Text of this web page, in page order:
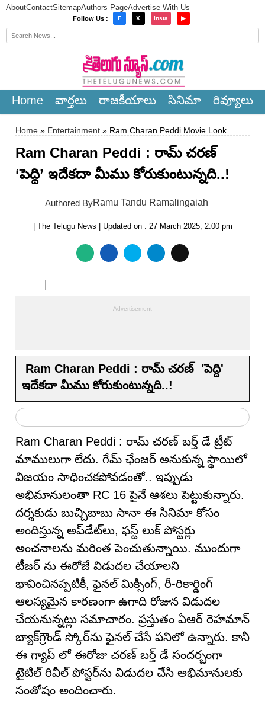
AboutContactSitemapAuthors PageAdvertise With Us
Follow Us : F X Insta ▶
Home వార్త‌లు రాజ‌కీయాలు సినిమా రివ్యూలు
Home » Entertainment » Ram Charan Peddi Movie Look
Ram Charan Peddi : రామ్ చరణ్
‘పెద్ది’ ఇదేకదా మీము కోరుకుంటున్నది..!
Authored ByRamu Tandu Ramalingaiah
| The Telugu News | Updated on : 27 March 2025, 2:00 pm
Ram Charan Peddi : రామ్ చరణ్ 'పెద్ది'
ఇదేకదా మీము కోరుకుంటున్నది..!
Ram Charan Peddi : రామ్ చరణ్ బర్త్ డే ట్రీట్
మాములుగా లేదు. గేమ్ ఛేంజర్ అనుకున్న స్థాయిలో
విజయం సాధించకపోవడంతో.. ఇప్పుడు
అభిమానులంతా RC 16 పైనే ఆశలు పెట్టుకున్నారు.
దర్శకుడు బుచ్చిబాబు సానా ఈ సినిమా కోసం
అందిస్తున్న అప్‌డేట్‌లు, ఫస్ట్ లుక్ పోస్టర్లు
అంచనాలను మరింత పెంచుతున్నాయి. ముందుగా
టీజర్ ను ఈరోజే విడుదల చేయాలని
భావించినప్పటికీ, ఫైనల్ మిక్సింగ్, రీ-రికార్డింగ్
ఆలస్యమైన కారణంగా ఉగాది రోజున విడుదల
చేయనున్నట్లు సమాచారం. ప్రస్తుతం ఏఆర్ రెహమాన్
బ్యాక్‌గ్రౌండ్ స్కోర్‌ను ఫైనల్ చేసే పనిలో ఉన్నారు. కానీ
ఈ గ్యాప్ లో ఈరోజు చరణ్ బర్త్ డే సందర్బంగా
టైటిల్ రివీల్ పోస్టర్‌ను విడుదల చేసి అభిమానులకు
సంతోషం అందించారు.